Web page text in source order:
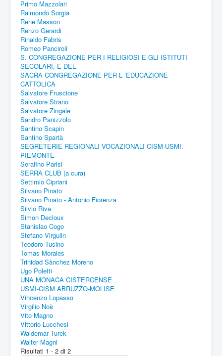
Primo Mazzolari
Raimondo Sorgia
Rene Masson
Renzo Gerardi
Rinaldo Fabris
Romeo Panciroli
S. CONGREGAZIONE PER I RELIGIOSI E GLI ISTITUTI
SECOLARI, E DEL
SACRA CONGREGAZIONE PER L ’EDUCAZIONE
CATTOLICA
Salvatore Fruscione
Salvatore Strano
Salvatore Zingale
Sandro Panizzolo
Santino Scapin
Santino Spartà
SEGRETERIE REGIONALI VOCAZIONALI CISM-USMI.
PIEMONTE
Serafino Parisi
SERRA CLUB (a cura)
Settimio Cipriani
Silvano Pinato
Silvano Pinato - Antonio Fiorenza
Silvio Riva
Simon Decloux
Stanislao Cogo
Stefano Virgulin
Teodoro Tusino
Tomas Morales
Trinidad Sànchez Moreno
Ugo Poletti
UNA MONACA CISTERCENSE
USMI-CISM ABRUZZO-MOLISE
Vincenzo Lopasso
Virgilio Noè
Vito Magno
Vittorio Lucchesi
Waldemar Turek
Walter Magni
Risultati 1 - 2 di 2